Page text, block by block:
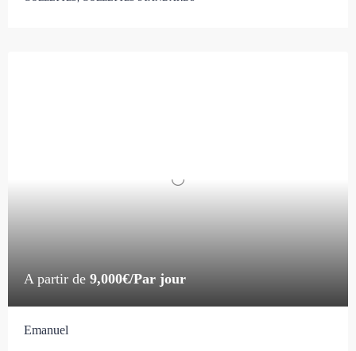
A partir de 9,000€/Par jour
Emanuel